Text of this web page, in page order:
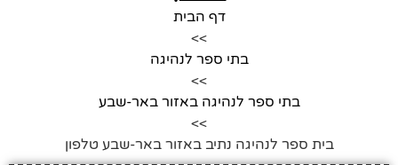
דף הבית
>>
בתי ספר לנהיגה
>>
בתי ספר לנהיגה באזור באר-שבע
>>
בית ספר לנהיגה נתיב באזור באר-שבע טלפון